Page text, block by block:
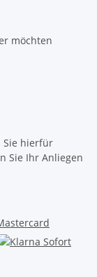
möchten
Sie hierfür
Sie Ihr Anliegen